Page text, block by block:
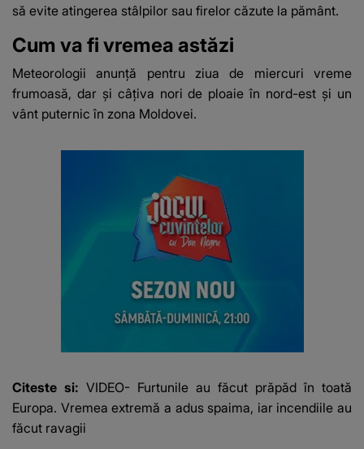
să evite atingerea stâlpilor sau firelor căzute la pământ.
Cum va fi vremea astăzi
Meteorologii anunță pentru ziua de miercuri vreme
frumoasă, dar și câțiva nori de ploaie în nord-est și un
vânt puternic în zona Moldovei.
Citeste si: VIDEO- Furtunile au făcut prăpăd în toată
Europa. Vremea extremă a adus spaima, iar incendiile au
făcut ravagii